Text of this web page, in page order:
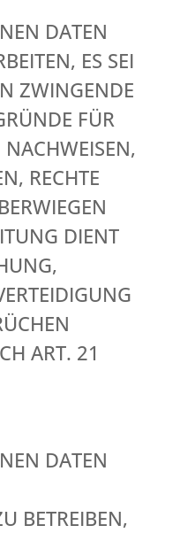
DATEN
ES SEI
ZWINGENDE
FÜR
NACHWEISEN,
RECHTE
DIENT
ART. 21
DATEN
BETREIBEN,